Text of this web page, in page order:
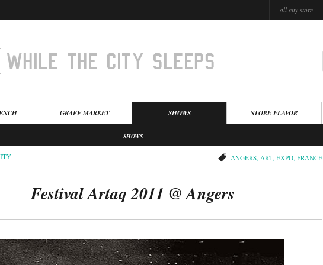
all city store
GRAFF MARKET SHOWS STORE FLAVOR
SHOWS
ANGERS ART, EXPO FRANCE
Festival Artaq 2011 @ Angers